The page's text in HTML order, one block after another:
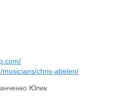
musicians/chris-abelen/
Юлик